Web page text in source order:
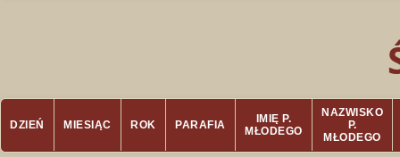
DZIEŃ MIESIĄC ROK PARAFIA
IMIĘ P.
MŁODEGO
NAZWISKO
P.
MŁODEGO